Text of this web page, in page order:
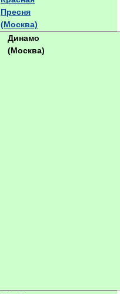
Пресня
(Москва)
Динамо
(Москва)